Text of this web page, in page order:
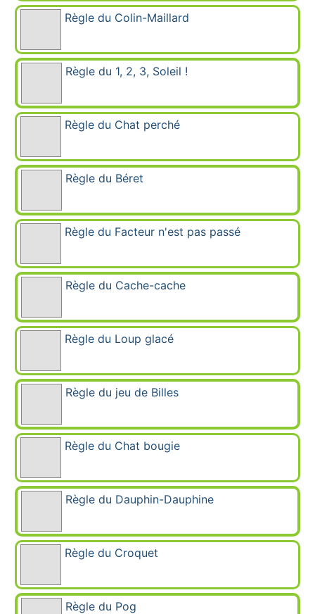
Règle du Colin-Maillard
Règle du 1, 2, 3, Soleil !
Règle du Chat perché
Règle du Béret
Règle du Facteur n'est pas passé
Règle du Cache-cache
Règle du Loup glacé
Règle du jeu de Billes
Règle du Chat bougie
Règle du Dauphin-Dauphine
Règle du Croquet
Règle du Pog